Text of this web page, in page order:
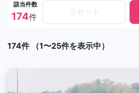
該当件数
174件
リセット
174件 （1〜25件を表示中）